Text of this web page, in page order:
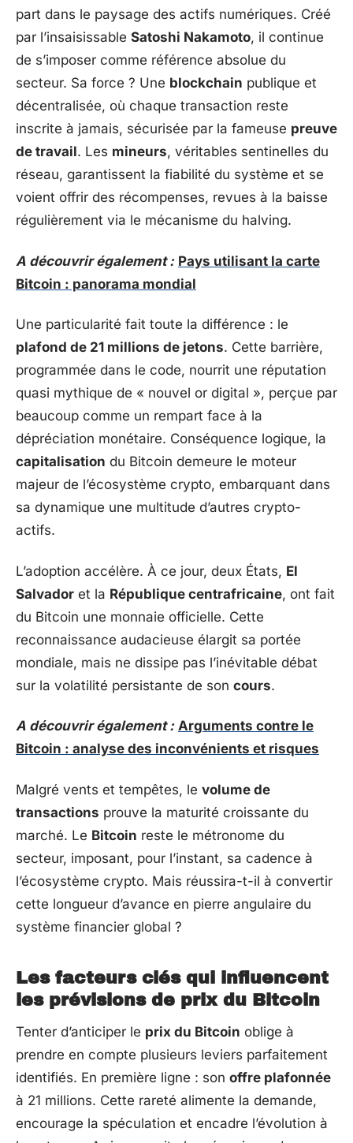
part dans le paysage des actifs numériques. Créé
par l’insaisissable Satoshi Nakamoto, il continue
de s’imposer comme référence absolue du
secteur. Sa force ? Une blockchain publique et
décentralisée, où chaque transaction reste
inscrite à jamais, sécurisée par la fameuse preuve
de travail. Les mineurs, véritables sentinelles du
réseau, garantissent la fiabilité du système et se
voient offrir des récompenses, revues à la baisse
régulièrement via le mécanisme du halving.
A découvrir également : Pays utilisant la carte
Bitcoin : panorama mondial
Une particularité fait toute la différence : le
plafond de 21 millions de jetons. Cette barrière,
programmée dans le code, nourrit une réputation
quasi mythique de « nouvel or digital », perçue par
beaucoup comme un rempart face à la
dépréciation monétaire. Conséquence logique, la
capitalisation du Bitcoin demeure le moteur
majeur de l’écosystème crypto, embarquant dans
sa dynamique une multitude d’autres crypto-
actifs.
L’adoption accélère. À ce jour, deux États, El
Salvador et la République centrafricaine, ont fait
du Bitcoin une monnaie officielle. Cette
reconnaissance audacieuse élargit sa portée
mondiale, mais ne dissipe pas l’inévitable débat
sur la volatilité persistante de son cours.
A découvrir également : Arguments contre le
Bitcoin : analyse des inconvénients et risques
Malgré vents et tempêtes, le volume de
transactions prouve la maturité croissante du
marché. Le Bitcoin reste le métronome du
secteur, imposant, pour l’instant, sa cadence à
l’écosystème crypto. Mais réussira-t-il à convertir
cette longueur d’avance en pierre angulaire du
système financier global ?
Les facteurs clés qui influencent
les prévisions de prix du Bitcoin
Tenter d’anticiper le prix du Bitcoin oblige à
prendre en compte plusieurs leviers parfaitement
identifiés. En première ligne : son offre plafonnée
à 21 millions. Cette rareté alimente la demande,
encourage la spéculation et encadre l’évolution à